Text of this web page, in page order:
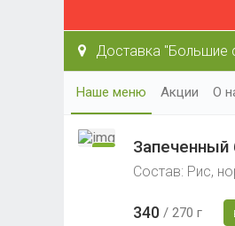
Доставка "Большие
Наше меню Акции О
Запеченный
Состав: Рис,
340 270 г